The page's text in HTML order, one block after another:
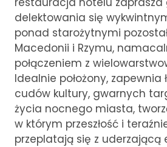
delektowania się
ponad starożytnymi
Macedonii i Rzymu,
połączeniem z
Idealnie położony,
cudów kultury, gwarnych
życia nocnego miasta,
w którym przeszłość i
przeplatają się z uderzającą